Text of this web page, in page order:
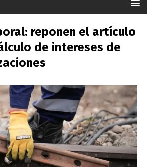
reponen el artículo
de intereses de